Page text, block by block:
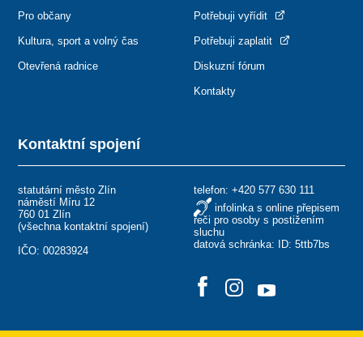
Kontaktní spojení
statutární město Zlín
náměstí Míru 12
760 01 Zlín
(všechna kontaktní spojení)
IČO: 00283924
telefon: +420 577 630 111
infolinka s online přepisem
řeči pro osoby s postižením
sluchu
datová schránka: ID: 5ttb7bs
Pro občany
Kultura, sport a volný čas
Otevřená radnice
Potřebuji vyřídit
Potřebuji zaplatit
Diskuzní fórum
Kontakty